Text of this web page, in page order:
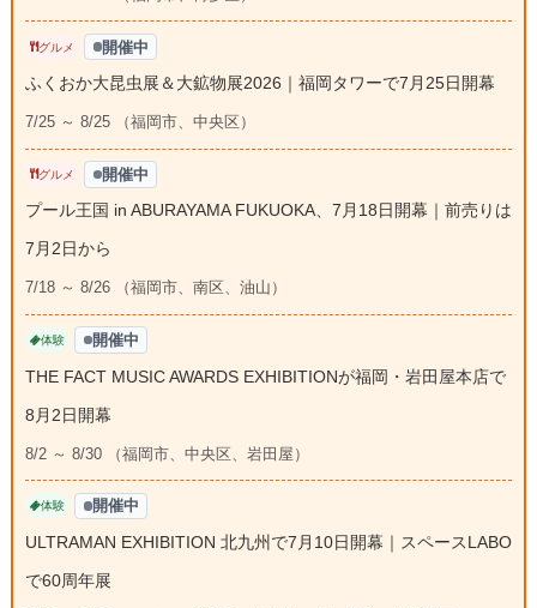
グルメ 開催中
ふくおか大昆虫展＆大鉱物展2026｜福岡タワーで7月25日開幕
7/25 ～ 8/25 （福岡市、中央区）
グルメ 開催中
プール王国 in ABURAYAMA FUKUOKA、7月18日開幕｜前売りは
7月2日から
7/18 ～ 8/26 （福岡市、南区、油山）
体験 開催中
THE FACT MUSIC AWARDS EXHIBITIONが福岡・岩田屋本店で
8月2日開幕
8/2 ～ 8/30 （福岡市、中央区、岩田屋）
体験 開催中
ULTRAMAN EXHIBITION 北九州で7月10日開幕｜スペースLABO
で60周年展